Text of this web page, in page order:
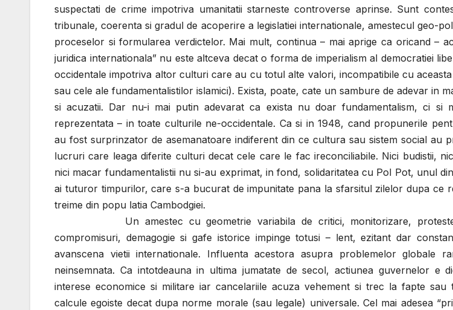
suspectati de crime impotriva umanitatii starneste controverse aprinse. Sunt
tribunale, coerenta si gradul de acoperire a legislatiei internationale, amestecul geo-
proceselor si formularea verdictelor. Mai mult, continua – mai aprige ca oricand –
juridica internationala” nu este altceva decat o forma de imperialism al democratiei
occidentale impotriva altor culturi care au cu totul alte valori, incompatibile cu
sau cele ale fundamentalistilor islamici). Exista, poate, cate un sambure de adevar in
si acuzatii. Dar nu-i mai putin adevarat ca exista nu doar fundamentalism, ci si
reprezentata – in toate culturile ne-occidentale. Ca si in 1948, cand propunerile
au fost surprinzator de asemanatoare indiferent din ce cultura sau sistem social au
lucruri care leaga diferite culturi decat cele care le fac ireconciliabile. Nici budistii,
nici macar fundamentalistii nu si-au exprimat, in fond, solidaritatea cu Pol Pot, unul
ai tuturor timpurilor, care s-a bucurat de impunitate pana la sfarsitul zilelor dupa ce
treime din popu latia Cambodgiei.
Un amestec cu geometrie variabila de critici, monitorizare, proteste
compromisuri, demagogie si gafe istorice impinge totusi – lent, ezitant dar
avanscena vietii internationale. Influenta acestora asupra problemelor globale
neinsemnata. Ca intotdeauna in ultima jumatate de secol, actiunea guvernelor e
interese economice si militare iar cancelariile acuza vehement si trec la fapte
calcule egoiste decat dupa norme morale (sau legale) universale. Cel mai adesea